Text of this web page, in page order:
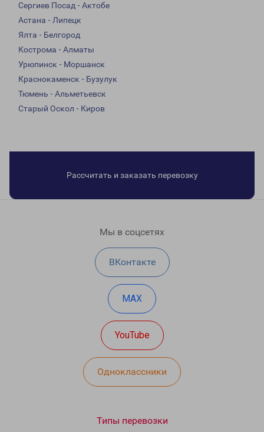
Сергиев Посад - Актобе
Астана - Липецк
Ялта - Белгород
Кострома - Алматы
Урюпинск - Моршанск
Краснокаменск - Бузулук
Тюмень - Альметьевск
Старый Оскол - Киров
Рассчитать и заказать перевозку
Мы в соцсетях
ВКонтакте
MAX
YouTube
Одноклассники
Типы перевозки